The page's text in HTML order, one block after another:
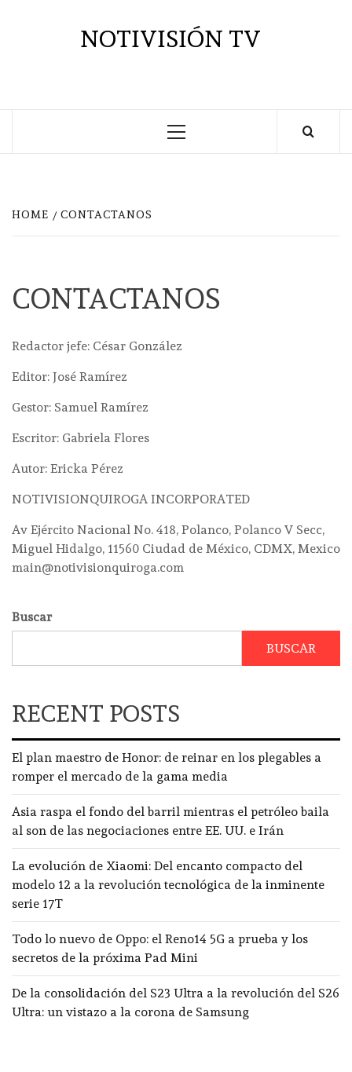
NOTIVISIÓN TV
Menú
HOME CONTACTANOS
CONTACTANOS
Redactor jefe: César González
Editor: José Ramírez
Gestor: Samuel Ramírez
Escritor: Gabriela Flores
Autor: Ericka Pérez
NOTIVISIONQUIROGA INCORPORATED
Av Ejército Nacional No. 418, Polanco, Polanco V Secc,
Miguel Hidalgo, 11560 Ciudad de México, CDMX, Mexico
main@notivisionquiroga.com
Buscar
BUSCAR
RECENT POSTS
El plan maestro de Honor: de reinar en los plegables a
romper el mercado de la gama media
Asia raspa el fondo del barril mientras el petróleo baila
al son de las negociaciones entre EE. UU. e Irán
La evolución de Xiaomi: Del encanto compacto del
modelo 12 a la revolución tecnológica de la inminente
serie 17T
Todo lo nuevo de Oppo: el Reno14 5G a prueba y los
secretos de la próxima Pad Mini
De la consolidación del S23 Ultra a la revolución del S26
Ultra: un vistazo a la corona de Samsung